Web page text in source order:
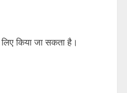
किया जा सकता है।